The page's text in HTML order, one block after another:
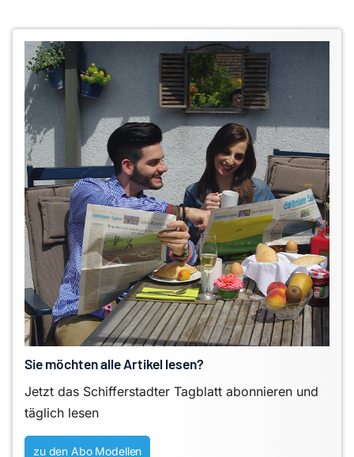
Sie möchten alle Artikel lesen?
Jetzt das Schifferstadter Tagblatt abonnieren und
täglich lesen
zu den Abo Modellen